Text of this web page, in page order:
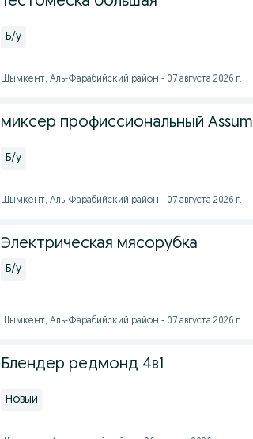
Б/у
Шымкент, Аль-Фарабийский район - 07 августа 2026 г.
миксер профиссиональный Assum
Б/у
Шымкент, Аль-Фарабийский район - 07 августа 2026 г.
Электрическая мясорубка
Б/у
Шымкент, Аль-Фарабийский район - 07 августа 2026 г.
Блендер редмонд 4в1
Новый